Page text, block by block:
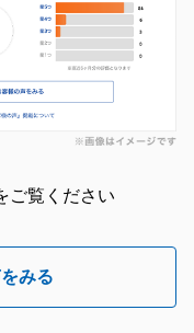
ご覧ください
みる